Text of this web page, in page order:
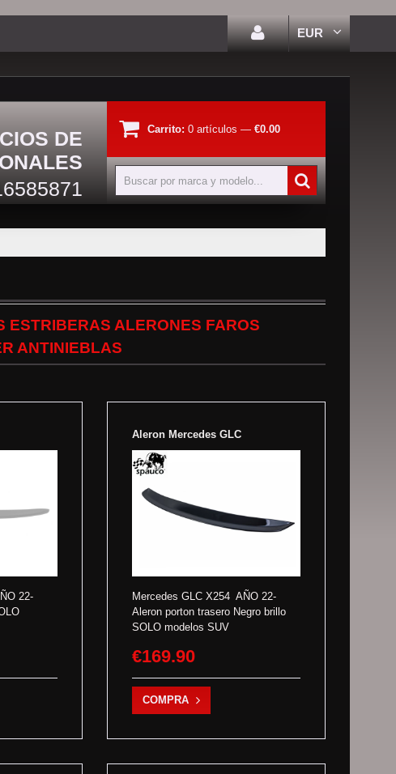
EUR
DE
Carrito: 0 artículos — €0.00
ESTRIBERAS ALERONES FAROS
ANTINIEBLAS
22-
Aleron Mercedes GLC
Mercedes GLC X254 AÑO 22-
Aleron porton trasero Negro brillo
SOLO modelos SUV
€169.90
COMPRA